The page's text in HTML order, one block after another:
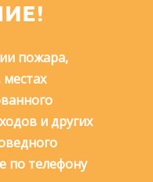
пожара,
и других
по телефону